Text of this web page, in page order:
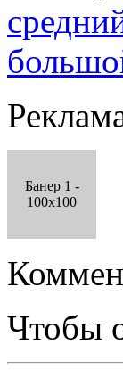
Банер 1 -
100x100
Чтобы